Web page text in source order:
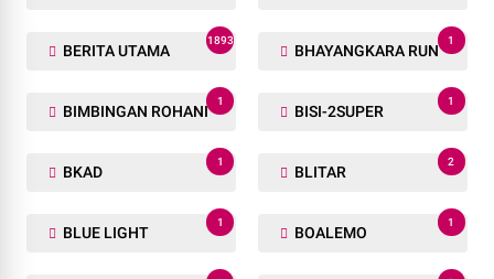
BERITA UTAMA
1893
BHAYANGKARA RUN
1
BIMBINGAN ROHANI
1
BISI-2SUPER
1
BKAD
1
BLITAR
2
BLUE LIGHT
1
BOALEMO
1